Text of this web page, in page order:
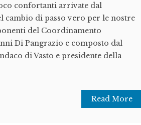
confortanti arrivate dal
cambio di passo vero per le nostre
del Coordinamento
Di Pangrazio e composto dal
di Vasto e presidente della
Read More